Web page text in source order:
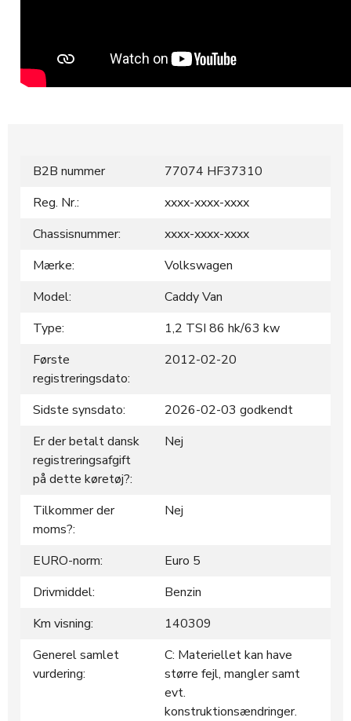
B2B nummer
77074 HF37310
Reg. Nr.:
xxxx-xxxx-xxxx
Chassisnummer:
xxxx-xxxx-xxxx
Mærke:
Volkswagen
Model:
Caddy Van
Type:
1,2 TSI 86 hk/63 kw
Første
registreringsdato:
2012-02-20
Sidste synsdato:
2026-02-03 godkendt
Er der betalt dansk
registreringsafgift
på dette køretøj?:
Nej
Tilkommer der
moms?:
Nej
EURO-norm:
Euro 5
Drivmiddel:
Benzin
Km visning:
140309
Generel samlet
vurdering:
C: Materiellet kan have
større fejl, mangler samt
evt.
konstruktionsændringer.